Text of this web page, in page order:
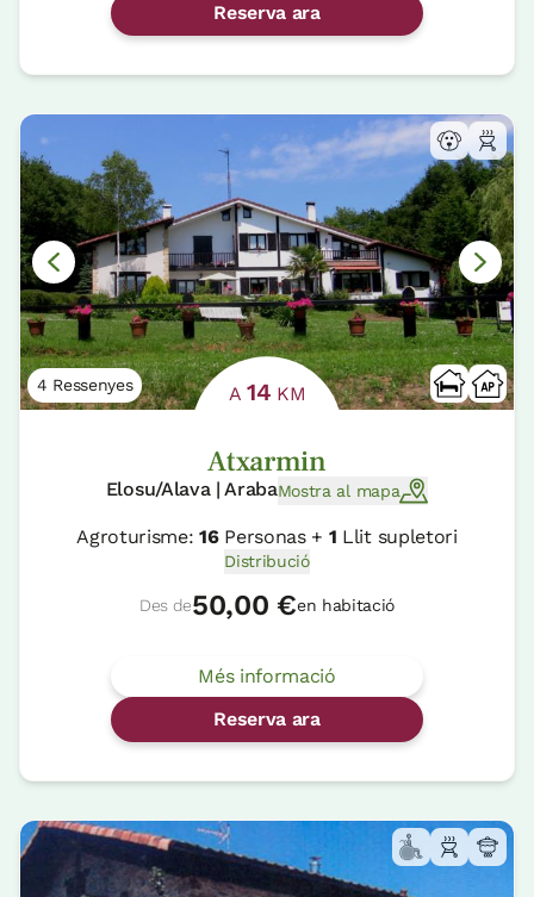
Reserva ara
4 Ressenyes A 14 KM
Atxarmin
Elosu/Alava | ArabaMostra al mapa
Agroturisme:16Personas + 1 Llit supletori
Distribució
Des de50,00 €en habitació
Més informació
Reserva ara